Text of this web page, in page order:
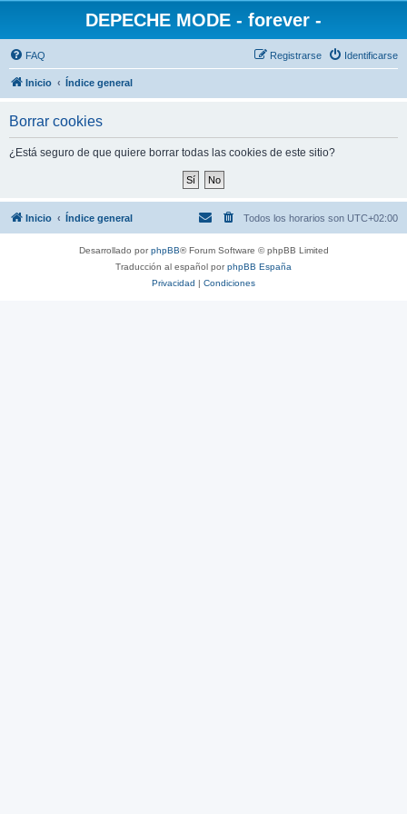
DEPECHE MODE - forever -
FAQ Identificarse
Registrarse
Inicio Índice general
Borrar cookies
¿Está seguro de que quiere borrar todas las cookies de este sitio?
Inicio Índice general Todos los horarios son UTC+02:00
Desarrollado porphpBB® Forum Software © phpBB Limited
Traducción al español porphpBB España
Privacidad | Condiciones